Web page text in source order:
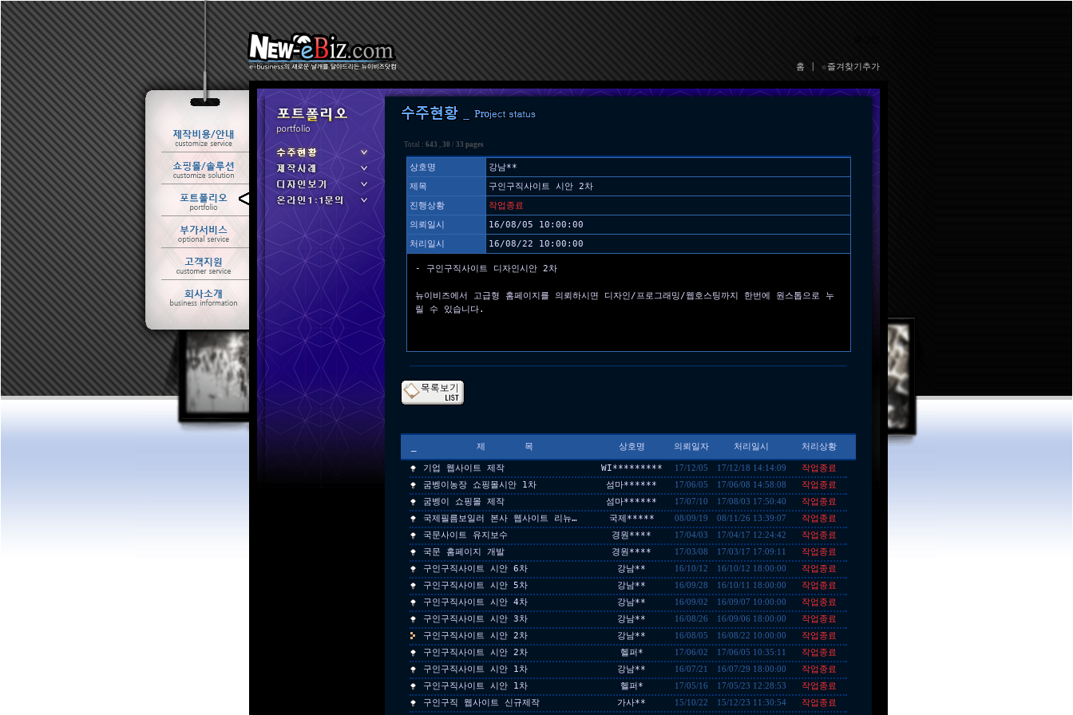
Total : 643 , 30 / 33 pages
상호명
강남**
제목
구인구직사이트 시안 2차
진행상황
작업종료
의뢰일시
16/08/05 10:00:00
처리일시
16/08/22 10:00:00
- 구인구직사이트 디자인시안 2차
뉴이비즈에서 고급형 홈페이지를 의뢰하시면 디자인/프로그래밍/웹호스팅까지 한번에 원스톱으로 누
릴 수 있습니다.
제 목 상호명 의뢰일자 처리일시 처리상황
기업 웹사이트 제작 WI********* 17/12/05 17/12/18 14:14:09
작업종료
굼벵이농장 쇼핑몰시안 1차
섬마****** 17/06/05 17/06/08 14:58:08
작업종료
굼벵이 쇼핑몰 제작
섬마****** 17/07/10 17/08/03 17:50:40
작업종료
국제필름보일러 본사 웹사이트 리뉴…
국제***** 08/09/19 08/11/26 13:39:07
작업종료
국문사이트 유지보수
경원**** 17/04/03 17/04/17 12:24:42
작업종료
국문 홈페이지 개발
경원**** 17/03/08 17/03/17 17:09:11
작업종료
구인구직사이트 시안 6차
강남** 16/10/12 16/10/12 18:00:00
작업종료
구인구직사이트 시안 5차
강남** 16/09/28 16/10/11 18:00:00
작업종료
구인구직사이트 시안 4차
강남** 16/09/02 16/09/07 10:00:00
작업종료
구인구직사이트 시안 3차
강남** 16/08/26 16/09/06 18:00:00
작업종료
구인구직사이트 시안 2차
강남** 16/08/05 16/08/22 10:00:00
작업종료
구인구직사이트 시안 2차
헬퍼* 17/06/02 17/06/05 10:35:11
작업종료
구인구직사이트 시안 1차
강남** 16/07/21 16/07/29 18:00:00
작업종료
구인구직사이트 시안 1차
헬퍼* 17/05/16 17/05/23 12:28:53
작업종료
구인구직 웹사이트 신규제작
가사** 15/10/22 15/12/23 11:30:54
작업종료
홈 ☆즐겨찾기추가
ㆍ 수주현황
ㆍ 제작사례